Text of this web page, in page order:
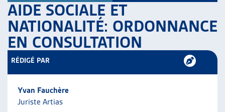
NOS PUBLICATIONS
ARTICLES
RESSOURCES
THÉMATIQUES
AIDE SOCIALE ET
NATIONALITÉ: ORDONNANCE
EN CONSULTATION
RÉDIGÉ PAR
Yvan Fauchère
Juriste Artias